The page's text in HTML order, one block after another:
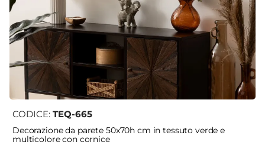
CODICE: TEQ-665
Decorazione da parete 50x70h cm in tessuto verde e
multicolore con cornice